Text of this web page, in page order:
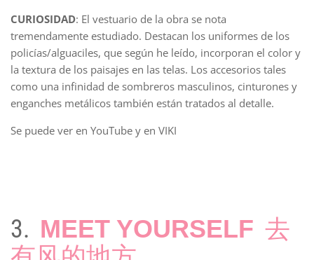
CURIOSIDAD: El vestuario de la obra se nota
tremendamente estudiado. Destacan los uniformes de los
policías/alguaciles, que según he leído, incorporan el color y
la textura de los paisajes en las telas. Los accesorios tales
como una infinidad de sombreros masculinos, cinturones y
enganches metálicos también están tratados al detalle.
Se puede ver en YouTube y en VIKI
3. MEET YOURSELF 去